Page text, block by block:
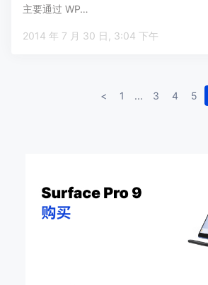
主要通过 WP…
2014 年 7 月 30 日, 3:04 下午
< 1 ... 3 4 5